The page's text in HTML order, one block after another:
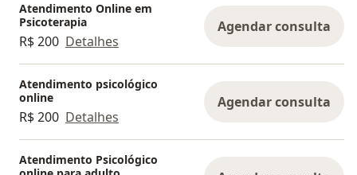
Atendimento Online em
Psicoterapia
R$ 200 Detalhes
Agendar consulta
Atendimento psicológico
online
R$ 200 Detalhes
Agendar consulta
Atendimento Psicológico